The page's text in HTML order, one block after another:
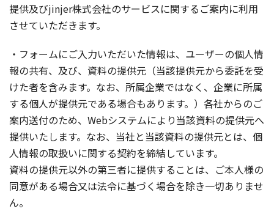
提供及びjinjer株式会社のサービスに関するご案内に利用
させていただきます。
・フォームにご入力いただいた情報は、ユーザーの個人情
報の共有、及び、資料の提供元（当該提供元から委託を受
けた者を含みます。なお、所属企業ではなく、企業に所属
する個人が提供元である場合もあります。）各社からのご
案内送付のため、Webシステムにより当該資料の提供元へ
提供いたします。なお、当社と当該資料の提供元とは、個
人情報の取扱いに関する契約を締結しています。
資料の提供元以外の第三者に提供することは、ご本人様の
同意がある場合又は法令に基づく場合を除き一切ありませ
ん。